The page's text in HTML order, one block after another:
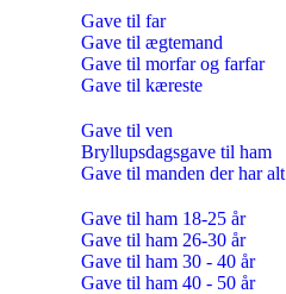
Gave til far
Gave til ægtemand
Gave til morfar og farfar
Gave til kæreste
Gave til ven
Bryllupsdagsgave til ham
Gave til manden der har alt
Gave til ham 18-25 år
Gave til ham 26-30 år
Gave til ham 30 - 40 år
Gave til ham 40 - 50 år